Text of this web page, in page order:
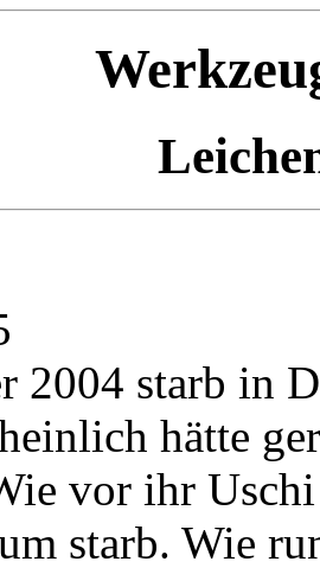
2004 starb in
hätte
vor ihr
starb. Wie